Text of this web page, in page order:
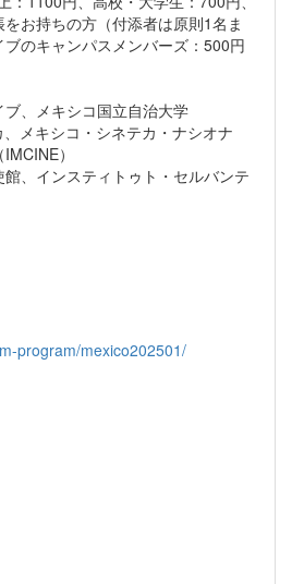
お持ちの方（付添者は原則1名ま
のキャンパスメンバーズ：500円
、メキシコ国立自治大学
、メキシコ・シネテカ・ナシオナ
）
、インスティトゥト・セルバンテ
program/mexico202501/